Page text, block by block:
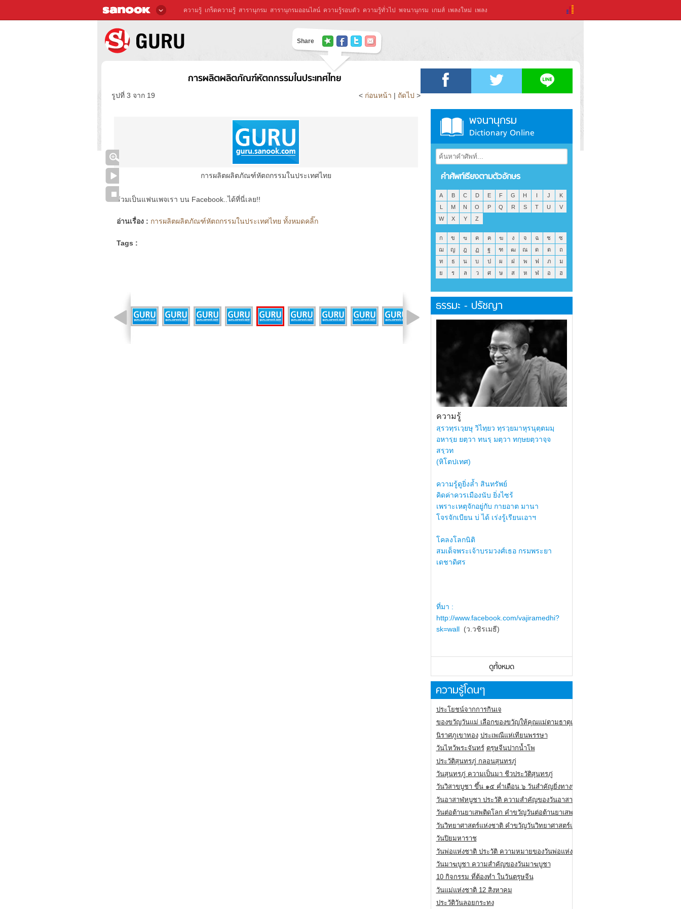
ความรู้ เกร็ดความรู้ สารานุกรม สารานุกรมออนไลน์ ความรู้รอบตัว ความรู้ทั่วไป พจนานุกรม เกมส์ เพลงใหม่ เพลง
Share
การผลิตผลิตภัณฑ์หัตถกรรมในประเทศไทย
รูปที่ 3 จาก 19 < ก่อนหน้า | ถัดไป >
การผลิตผลิตภัณฑ์หัตถกรรมในประเทศไทย
ร่วมเป็นแฟนเพจเรา บน Facebook..ได้ที่นี่เลย!!
อ่านเรื่อง : การผลิตผลิตภัณฑ์หัตถกรรมในประเทศไทย ทั้งหมดคลิ๊ก
Tags :
พจนานุกรม
Dictionary Online
คำศัพท์เรียงตามตัวอักษร
A B C D E F G H I J
K
L
M N O P Q R S T U
V
W
X Y Z
ก ข ฃ ค ฅ ฆ ง จ ฉ ช
ซ
ฌ
ญ ฎ ฏ ฐ ฑ ฒ ณ ด ต
ถ
ท
ธ น บ ป ผ ฝ พ ฟ ภ
ม
ย
ร ล ว ศ ษ ส ห ฬ อ ฮ
ธรรมะ - ปรัชญา
ความรู้
สฺรวทฺรเวฺยษุ วิไทฺยว ทฺรวฺยมาหุรนุตฺตมมฺ
อหารฺย ยตฺวา ทนรฺ มตฺวา ทกฺษยตฺวาจฺจ
สรฺวท
(หิโตปเทศ)
ความรู้ดูยิ่งล้ำ สินทรัพย์
คิดค่าควรเมืองนับ ยิ่งไซร้
เพราะเหตุจักอยู่กับ กายอาต มานา
โจรจักเบียน บ่ ได้ เร่งรู้เรียนเอาฯ
โคลงโลกนิติ
สมเด็จพระเจ้าบรมวงศ์เธอ กรมพระยา
เดชาดิศร
ที่มา :
http://www.facebook.com/vajiramedhi?
sk=wall(ว.วชิรเมธี)
ดูทั้งหมด
ความรู้โดนๆ
ประโยชน์จากการกินเจ
ของขวัญวันแม่ เลือกของขวัญให้คุณแม่ตามธาตุเกิด
นิราศภูเขาทอง ประเพณีแห่เทียนพรรษา
วันไหว้พระจันทร์ ตรุษจีนปากน้ำโพ
ประวัติสุนทรภู่ กลอนสุนทรภู่
วันสุนทรภู่ ความเป็นมา ชีวประวัติสุนทรภู่
วันวิสาขบูชา ขึ้น ๑๕ ค่ำเดือน ๖ วันสำคัญยิ่งทางพระพุทธศาสนา
วันอาสาฬหบูชา ประวัติ ความสําคัญของวันอาสาฬหบูชา
วันต่อต้านยาเสพติดโลก คำขวัญวันต่อต้านยาเสพติดสากล
วันวิทยาศาสตร์แห่งชาติ คำขวัญวันวิทยาศาสตร์แห่งชาติ
วันปิยมหาราช
วันพ่อแห่งชาติ ประวัติ ความหมายของวันพ่อแห่งชาติ
วันมาฆบูชา ความสำคัญของวันมาฆบูชา
10 กิจกรรม ที่ต้องทำ ในวันตรุษจีน
วันแม่แห่งชาติ 12 สิงหาคม
ประวัติวันลอยกระทง